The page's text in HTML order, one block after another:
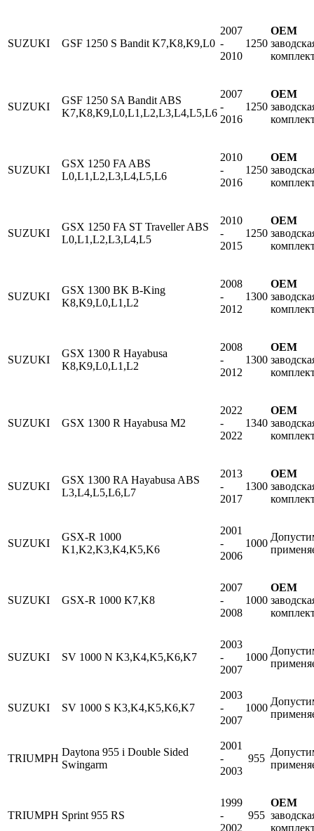
SUZUKI GSF 1250 S Bandit K7,K8,K9,L0
2007
-
2010
1250
OEM
SUZUKI
GSF 1250 SA Bandit ABS
K7,K8,K9,L0,L1,L2,L3,L4,L5,L6
2007
-
2016
1250
OEM
SUZUKI
GSX 1250 FA ABS
L0,L1,L2,L3,L4,L5,L6
2010
-
2016
1250
OEM
SUZUKI
GSX 1250 FA ST Traveller ABS
L0,L1,L2,L3,L4,L5
2010
-
2015
1250
OEM
SUZUKI
GSX 1300 BK B-King
K8,K9,L0,L1,L2
2008
-
2012
1300
OEM
SUZUKI
GSX 1300 R Hayabusa
K8,K9,L0,L1,L2
2008
-
2012
1300
OEM
SUZUKI GSX 1300 R Hayabusa M2
2022
-
2022
1340
OEM
SUZUKI
GSX 1300 RA Hayabusa ABS
L3,L4,L5,L6,L7
2013
-
2017
1300
OEM
SUZUKI
GSX-R 1000
K1,K2,K3,K4,K5,K6
2001
-
2006
1000
SUZUKI GSX-R 1000 K7,K8
2007
-
2008
1000
OEM
SUZUKI SV 1000 N K3,K4,K5,K6,K7
2003
-
2007
1000
SUZUKI SV 1000 S K3,K4,K5,K6,K7
2003
-
2007
1000
TRIUMPH
Daytona 955 i Double Sided
Swingarm
2001
-
2003
955
TRIUMPH Sprint 955 RS
1999
-
2002
955
OEM